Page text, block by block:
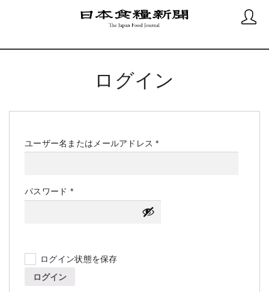
ログイン
ユーザー名またはメールアドレス*必
パスワード *必
須
ログイン状態を保存
ログイン